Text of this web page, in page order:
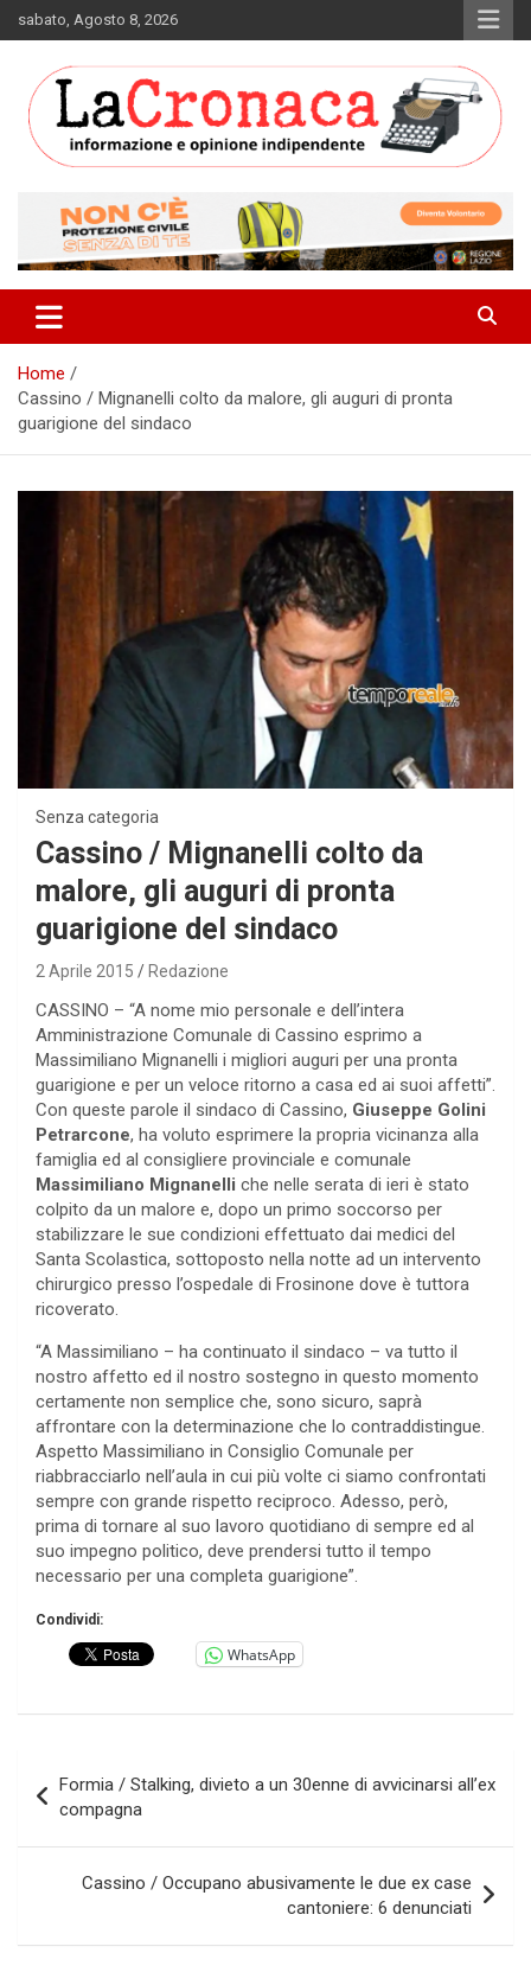
to
sabato, Agosto 8, 2026
La Cronaca Quotidiano
Home
Cassino / Mignanelli colto da malore, gli auguri di pronta
guarigione del sindaco
Senza categoria
Cassino / Mignanelli colto da
malore, gli auguri di pronta
guarigione del sindaco
2 Aprile 2015 Redazione
CASSINO – “A nome mio personale e dell’intera
Amministrazione Comunale di Cassino esprimo a
Massimiliano Mignanelli i migliori auguri per una pronta
guarigione e per un veloce ritorno a casa ed ai suoi affetti”.
Con queste parole il sindaco di Cassino, Giuseppe Golini
Petrarcone, ha voluto esprimere la propria vicinanza alla
famiglia ed al consigliere provinciale e comunale
Massimiliano Mignanelli che nelle serata di ieri è stato
colpito da un malore e, dopo un primo soccorso per
stabilizzare le sue condizioni effettuato dai medici del
Santa Scolastica, sottoposto nella notte ad un intervento
chirurgico presso l’ospedale di Frosinone dove è tuttora
ricoverato.
“A Massimiliano – ha continuato il sindaco – va tutto il
nostro affetto ed il nostro sostegno in questo momento
certamente non semplice che, sono sicuro, saprà
affrontare con la determinazione che lo contraddistingue.
Aspetto Massimiliano in Consiglio Comunale per
riabbracciarlo nell’aula in cui più volte ci siamo confrontati
sempre con grande rispetto reciproco. Adesso, però,
prima di tornare al suo lavoro quotidiano di sempre ed al
suo impegno politico, deve prendersi tutto il tempo
necessario per una completa guarigione”.
Condividi:
WhatsApp
articoli
Formia / Stalking, divieto a un 30enne di avvicinarsi all’ex
compagna
Cassino / Occupano abusivamente le due ex case
cantoniere: 6 denunciati